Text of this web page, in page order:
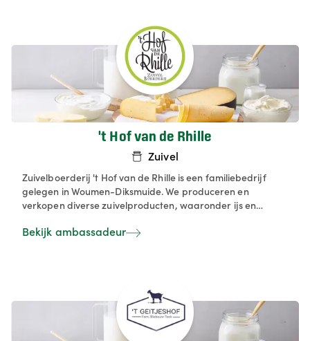
't Hof van de Rhille
Zuivel
Zuivelboerderij 't Hof van de Rhille is een familiebedrijf
gelegen in Woumen-Diksmuide. We produceren en
verkopen diverse zuivelproducten, waaronder ijs en
Daarnaast bieden ze activiteiten zoals hoevepicknicks,
Bekijk ambassadeur